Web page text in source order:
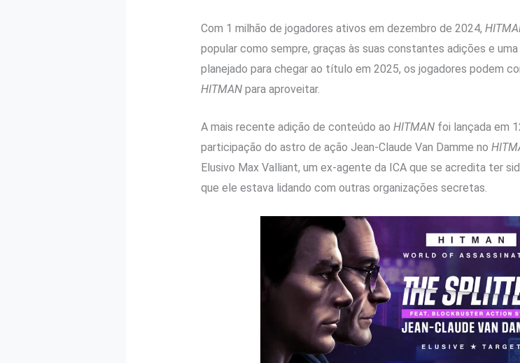
Com 1 milhão de jogadores ativos em dezembro de 2024,
popular como sempre, graças às suas constantes adições e
planejado para chegar ao título em 2025, os jogadores podem
HITMAN para aproveitar.
A mais recente adição de conteúdo ao HITMAN foi lançada em
participação do astro de ação Jean-Claude Van Damme no
Elusivo Max Valliant, um ex-agente da ICA que se acredita ter
que ele estava lidando com outras organizações secretas.